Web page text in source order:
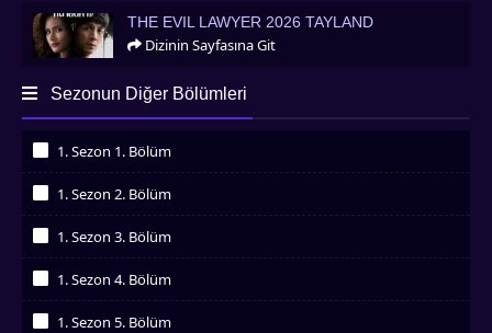
The Evil Lawyer 2026 Tayland
THE EVIL LAWYER 2026 TAYLAND
Dizinin Sayfasına Git
Sezonun Diğer Bölümleri
1. Sezon 1. Bölüm
1. Sezon 2. Bölüm
1. Sezon 3. Bölüm
1. Sezon 4. Bölüm
1. Sezon 5. Bölüm